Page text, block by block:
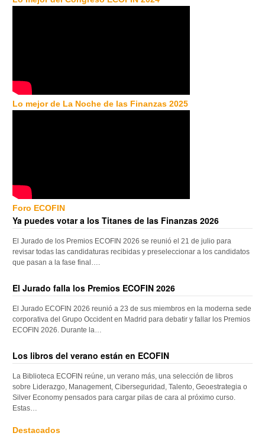
Lo mejor de La Noche de las Finanzas 2025
Foro ECOFIN
Ya puedes votar a los Titanes de las Finanzas 2026
El Jurado de los Premios ECOFIN 2026 se reunió el 21 de julio para
revisar todas las candidaturas recibidas y preseleccionar a los candidatos
que pasan a la fase final….
El Jurado falla los Premios ECOFIN 2026
El Jurado ECOFIN 2026 reunió a 23 de sus miembros en la moderna sede
corporativa del Grupo Occident en Madrid para debatir y fallar los Premios
ECOFIN 2026. Durante la…
Los libros del verano están en ECOFIN
La Biblioteca ECOFIN reúne, un verano más, una selección de libros
sobre Liderazgo, Management, Ciberseguridad, Talento, Geoestrategia o
Silver Economy pensados para cargar pilas de cara al próximo curso.
Estas…
Destacados